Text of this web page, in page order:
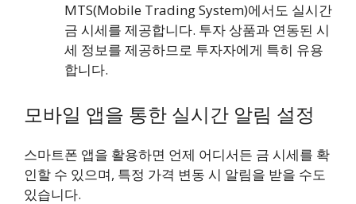
MTS(Mobile Trading System)에서도 실시간
금 시세를 제공합니다. 투자 상품과 연동된 시
세 정보를 제공하므로 투자자에게 특히 유용
합니다.
모바일 앱을 통한 실시간 알림 설정
스마트폰 앱을 활용하면 언제 어디서든 금 시세를 확
인할 수 있으며, 특정 가격 변동 시 알림을 받을 수도
있습니다.